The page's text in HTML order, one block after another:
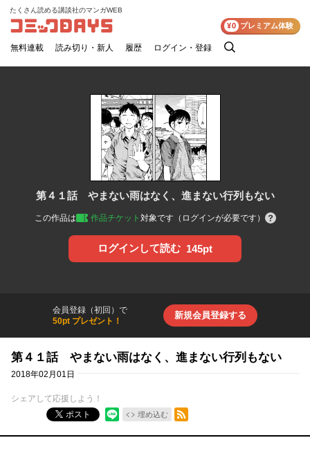
コミックDAYS
たくさん読める講談社のマンガWEB
無料連載 読み切り・新人 履歴 ログイン・登録
検
¥0 プレミアム体験
第４１話 やまない雨はなく、進まない行列もない
この作品は 作品チケット 対象です（ログインが必要です）
ログインして読む 145pt
会員登録（初回）で
50pt プレゼント！
新規会員登録する
第４１話 やまない雨はなく、進まない行列もない
2018年02月01日
シェアして応援しよう！
ポスト
埋め込む
RSSフィード